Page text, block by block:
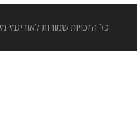
כל הזכויות שמורות לאוריגמי